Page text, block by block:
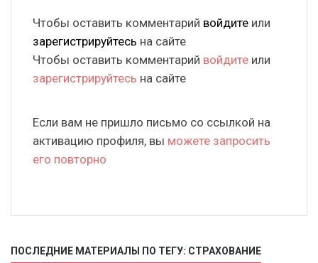
Чтобы оставить комментарий войдите или
зарегистрируйтесь на сайте
Чтобы оставить комментарий войдите или
зарегистрируйтесь на сайте
Если вам не пришло письмо со ссылкой на
активацию профиля, вы можете запросить
его повторно
ПОСЛЕДНИЕ МАТЕРИАЛЫ ПО ТЕГУ: СТРАХОВАНИЕ